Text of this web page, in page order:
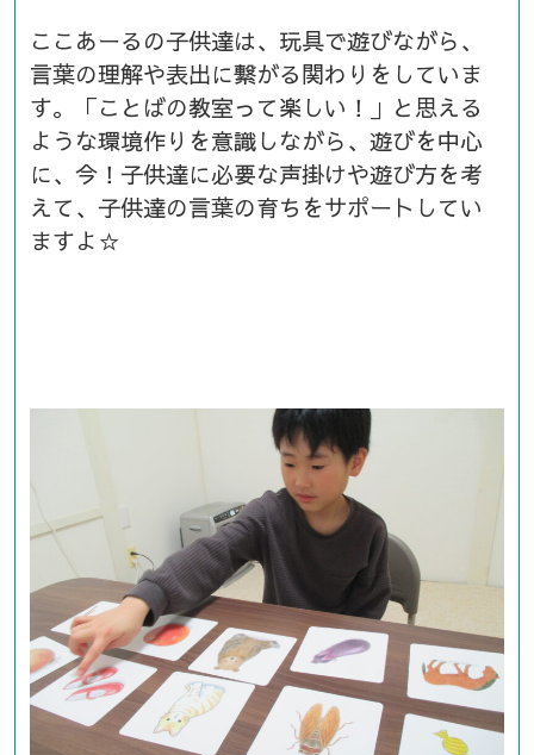
ここあーるの子供達は、玩具で遊びながら、
言葉の理解や表出に繋がる関わりをしていま
す。「ことばの教室って楽しい！」と思える
ような環境作りを意識しながら、遊びを中心
に、今！子供達に必要な声掛けや遊び方を考
えて、子供達の言葉の育ちをサポートしてい
ますよ☆